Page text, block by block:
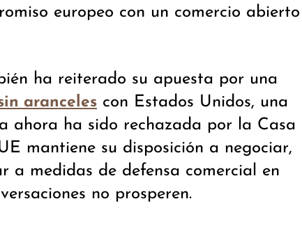
europeo con un comercio abierto
ha reiterado su apuesta por una
aranceles con Estados Unidos, una
ahora ha sido rechazada por la Casa
mantiene su disposición a negociar,
a medidas de defensa comercial en
no prosperen.